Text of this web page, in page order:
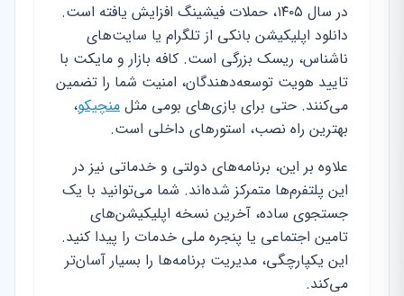
در سال ۱۴۰۵، حملات فیشینگ افزایش یافته است.
دانلود اپلیکیشن بانکی از تلگرام یا سایت‌های
ناشناس، ریسک بزرگی است. کافه بازار و مایکت با
تایید هویت توسعه‌دهندگان، امنیت شما را تضمین
می‌کنند. حتی برای بازی‌های بومی مثل منچیکو،
بهترین راه نصب، استورهای داخلی است.
علاوه بر این، برنامه‌های دولتی و خدماتی نیز در
این پلتفرم‌ها متمرکز شده‌اند. شما می‌توانید با یک
جستجوی ساده، آخرین نسخه اپلیکیشن‌های
تامین اجتماعی یا پنجره ملی خدمات را پیدا کنید.
این یکپارچگی، مدیریت برنامه‌ها را بسیار آسان‌تر
می‌کند.